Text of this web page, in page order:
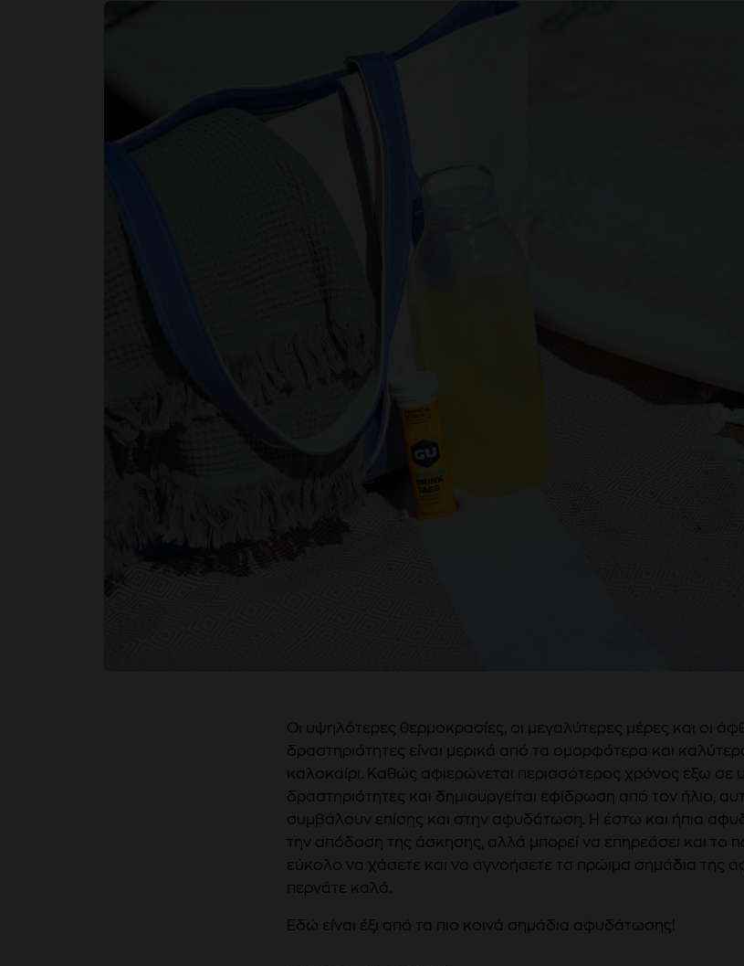
Οι υψηλότερες θερμοκρασίες, οι μεγαλύτερες μέρες και οι
δραστηριότητες είναι μερικά από τα ομορφότερα και
καλοκαίρι. Καθώς αφιερώνεται περισσότερος χρόνος έξω σε
δραστηριότητες και δημιουργείται εφίδρωση από τον ήλιο,
συμβάλουν επίσης και στην αφυδάτωση. Η έστω και ήπια
την απόδοση της άσκησης, αλλά μπορεί να επηρεάσει και το
εύκολο να χάσετε και να αγνοήσετε τα πρώιμα σημάδια της
περνάτε καλά.
Εδώ είναι έξι από τα πιο κοινά σημάδια αφυδάτωσης!